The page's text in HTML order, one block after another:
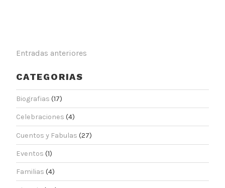
N
A
V
E
G
A
C
I
Ó
Entradas anteriores
CATEGORIAS
Biografias (17)
Celebraciones (4)
Cuentos y Fabulas (27)
Eventos (1)
Familias (4)